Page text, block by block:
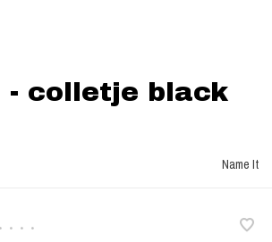
- colletje black
Name It
• • • •